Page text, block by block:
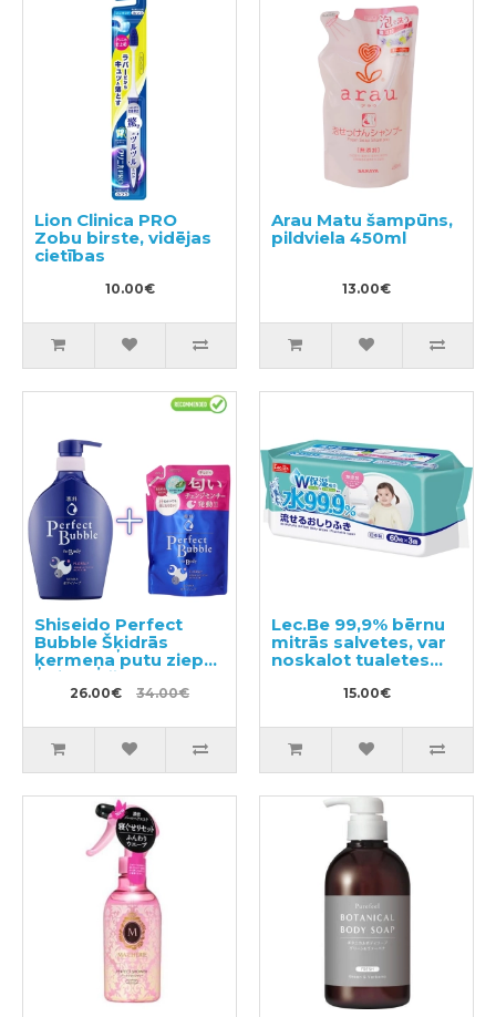
Lion Clinica PRO
Zobu birste, vidējas
cietības
10.00€
Arau Matu šampūns,
pildviela 450ml
13.00€
Shiseido Perfect
Bubble Šķidrās
ķermeņa putu ziepes
ar ilgstošu
dezodorējošu efektu
350ml
26.00€ 34.00€
Lec.Be 99,9% bērnu
mitrās salvetes, var
noskalot tualetes
15.00€